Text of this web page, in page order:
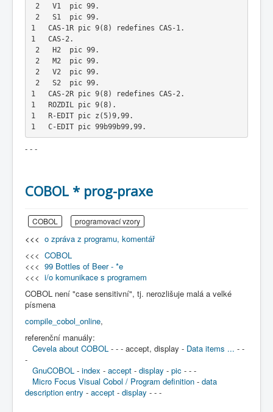
2   V1  pic 99.
2   S1  pic 99.
1   CAS-1R pic 9(8) redefines CAS-1.
1   CAS-2.
2   H2  pic 99.
2   M2  pic 99.
2   V2  pic 99.
2   S2  pic 99.
1   CAS-2R pic 9(8) redefines CAS-2.
1   ROZDIL pic 9(8).
1   R-EDIT pic z(5)9,99.
1   C-EDIT pic 99b99b99,99.
- - -
COBOL * prog-praxe
COBOL programovací vzory
<<< o zpráva z programu, komentář
<<< COBOL
<<< 99 Bottles of Beer - *e
<<< i/o komunikace s programem
COBOL není "case sensitivní", tj. nerozlišuje malá a velké
písmena
compile_cobol_online,
referenční manuály:
Cevela about COBOL - - - accept, display - Data items ... - -
-
GnuCOBOL - index - accept - display - pic - - -
Micro Focus Visual Cobol / Program definition - data
description entry - accept - display - - -